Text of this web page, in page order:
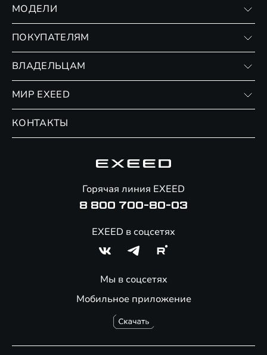
МОДЕЛИ
ПОКУПАТЕЛЯМ
Страхование
ВЛАДЕЛЬЦАМ
Сервис
Помощь на дорогах
МИР EXEED
КОНТАКТЫ
Мобильное приложение
Горячая линия EXEED
8 800 700-80-03
EXEED в соцсетях
Мы в соцсетях